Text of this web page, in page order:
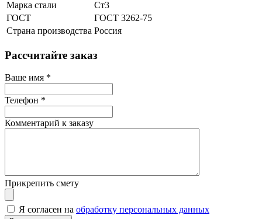
Марка стали
Ст3
ГОСТ
ГОСТ 3262-75
Страна производства Россия
Рассчитайте заказ
Ваше имя *
Телефон *
Комментарий к заказу
Прикрепить смету
Я согласен на обработку персональных данных